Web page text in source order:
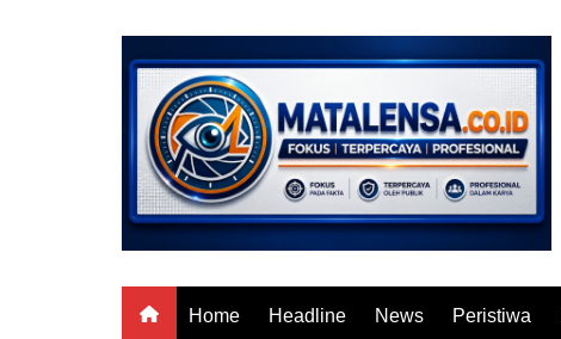
Home Headline News Peristiwa